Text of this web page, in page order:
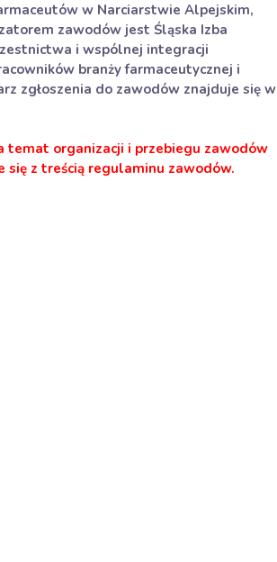
w Narciarstwie Alpejskim,
zawodów jest Śląska Izba
i wspólnej integracji
branży farmaceutycznej i
zgłoszenia do zawodów znajduje się w
temat organizacji i przebiegu zawodów
się z treścią regulaminu zawodów.